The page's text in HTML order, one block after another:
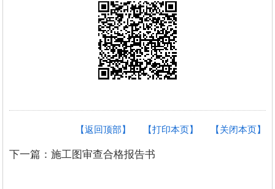
【关闭本页】
【打印本页】
【返回顶部】
下一篇：施工图审查合格报告书